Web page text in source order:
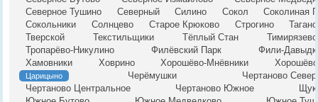
Северное Тушино
Северный Силино Сокол
Соколиная
Сокольники
Солнцево Старое Крюково Строгино
Тверской
Текстильщики Тёплый Стан
Тропарёво-Никулино
Филёвский Парк
Фили-
Хамовники
Ховрино Хорошёво-Мнёвники
Царицыно Черёмушки
Чертаново
Чертаново Центральное
Чертаново Южное